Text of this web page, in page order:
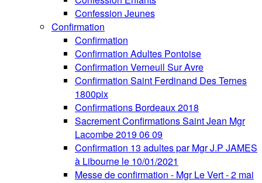
Confession Jeunes
Confirmation
Confirmation
Confirmation Adultes Pontoise
Confirmation Verneuil Sur Avre
Confirmation Saint Ferdinand Des Ternes
1800pix
Confirmations Bordeaux 2018
Sacrement Confirmations Saint Jean Mgr
Lacombe 2019 06 09
Confirmation 13 adultes par Mgr J.P JAMES
à Libourne le 10/01/2021
Messe de confirmation - Mgr Le Vert - 2 mai